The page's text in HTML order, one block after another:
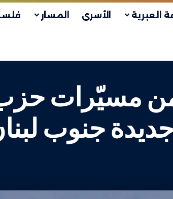
العبرية الأسرى المسار
مسيّرات
جنوب